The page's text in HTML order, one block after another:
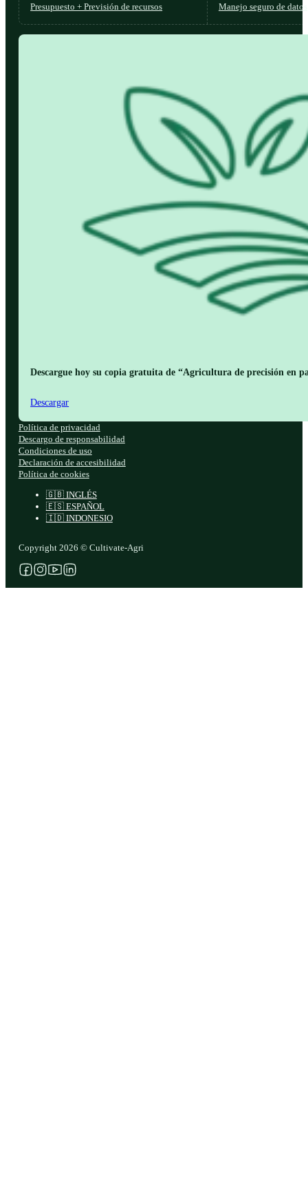
Presupuesto + Previsión de recursos
Manejo seguro de datos
Descargue hoy su copia gratuita de “Agricultura de precisión en
Descargar
Copyright 2026 © Cultivate-Agri
🇬🇧 INGLÉS
🇪🇸 ESPAÑOL
🇮🇩 INDONESIO
Política de privacidad
Descargo de responsabilidad
Condiciones de uso
Declaración de accesibilidad
Política de cookies
Síganos en Facebook
Síganos en Instagram
Síganos en YouTube
Síganos en X